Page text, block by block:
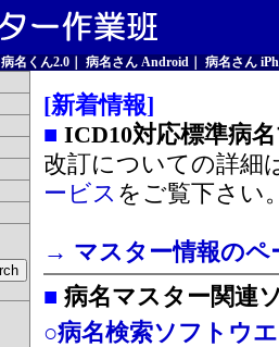
病名くん2.0 病名さん Android
病名さん
[新着情報]
■ ICD10対応標準病
改訂についての詳細
ービス をご覧下さい
→ マスター情報のペ
■ 病名マスター関連
○病名検索ソフトウ